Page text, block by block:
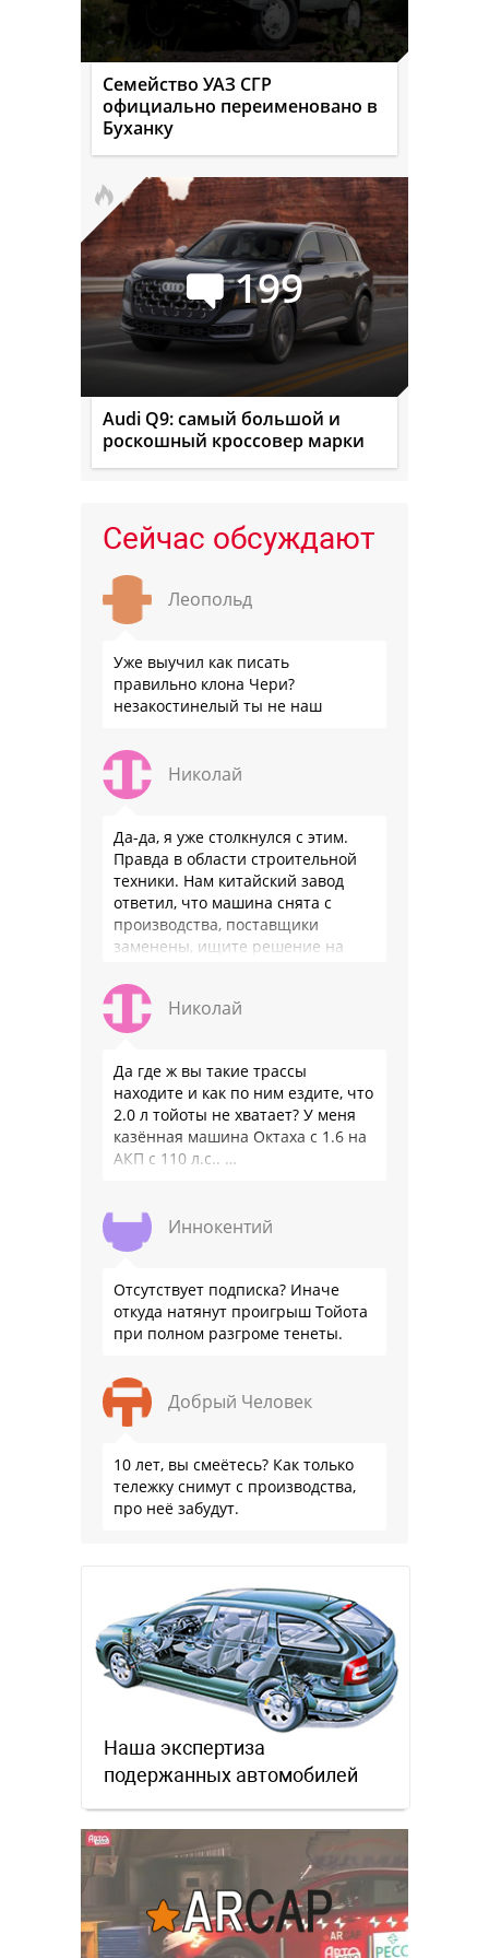
Семейство УАЗ СГР
официально переименовано в
Буханку
199
Audi Q9: самый большой и
роскошный кроссовер марки
Сейчас обсуждают
Леопольд
Уже выучил как писать
правильно клона Чери?
незакостинелый ты не наш
Николай
Да-да, я уже столкнулся с этим.
Правда в области строительной
техники. Нам китайский завод
ответил, что машина снята с
производства, поставщики
заменены, ищите решение на
официальном бланке …
Николай
Да где ж вы такие трассы
находите и как по ним ездите, что
2.0 л тойоты не хватает? У меня
казённая машина Октаха с 1.6 на
АКП с 110 л.с.. …
Иннокентий
Отсутствует подписка? Иначе
откуда натянут проигрыш Тойота
при полном разгроме тенеты.
Добрый Человек
10 лет, вы смеётесь? Как только
тележку снимут с производства,
про неё забудут.
Наша экспертиза
подержанных автомобилей